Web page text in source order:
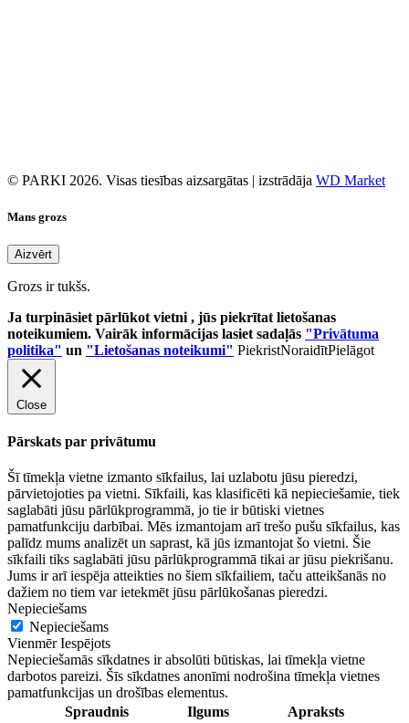
© PARKI 2026. Visas tiesības aizsargātas | izstrādāja WD Market
Mans grozs
Aizvērt
Grozs ir tukšs.
Ja turpināsiet pārlūkot vietni , jūs piekrītat lietošanas
noteikumiem. Vairāk informācijas lasiet sadaļās "Privātuma
politika" un "Lietošanas noteikumi" PiekristNoraidītPielāgot
Close
Pārskats par privātumu
Šī tīmekļa vietne izmanto sīkfailus, lai uzlabotu jūsu pieredzi,
pārvietojoties pa vietni. Sīkfaili, kas klasificēti kā nepieciešamie, tiek
saglabāti jūsu pārlūkprogrammā, jo tie ir būtiski vietnes
pamatfunkciju darbībai. Mēs izmantojam arī trešo pušu sīkfailus, kas
palīdz mums analizēt un saprast, kā jūs izmantojat šo vietni. Šie
sīkfaili tiks saglabāti jūsu pārlūkprogrammā tikai ar jūsu piekrišanu.
Jums ir arī iespēja atteikties no šiem sīkfailiem, taču atteikšanās no
dažiem no tiem var ietekmēt jūsu pārlūkošanas pieredzi.
Nepieciešams
Nepieciešams
Vienmēr Iespējots
Nepieciešamās sīkdatnes ir absolūti būtiskas, lai tīmekļa vietne
darbotos pareizi. Šīs sīkdatnes anonīmi nodrošina tīmekļa vietnes
pamatfunkcijas un drošības elementus.
Spraudnis
Ilgums Apraksts